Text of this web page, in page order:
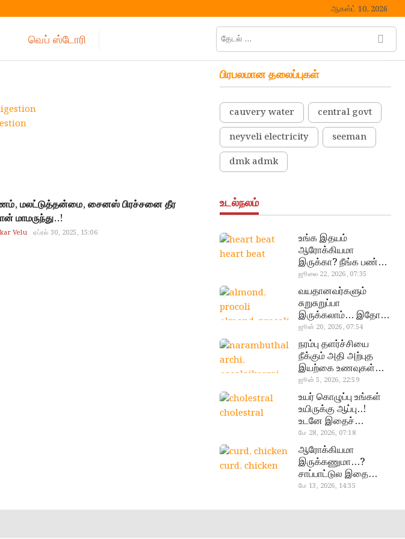
ஆகஸ்ட் 10, 2026
வெப் ஸ்டோரி
தேடல்
… M
e
u
t
மலட்டுத்தன்மை, சைனஸ் பிரச்சனை தீர
மாமருந்து..!
Velu ஏப்ரல் 30, 2025, 15:06
பிரபலமான தலைப்புகள்
cauvery water
central govt
neyveli electricity
seeman
dmk admk
உடல்நலம்
heart beat
உங்க இதயம்
ஆரோக்கியமா
இருக்கா? நீங்க பண்ண
வேண்டிய எளிய 5
டெஸ்ட்!
ஜூலை 22, 2026, 07:35
almond, procoli
வயதானவர்களும்
சுறுசுறுப்பா
இருக்கலாம்… இதோ
சூப்பர் உணவுகள்!
ஜூன் 20, 2026, 07:54
narambuthalar
chi,
pasalaikeerai
நரம்பு தளர்ச்சியை
நீக்கும் அதி அற்புத
இயற்கை உணவுகள்…
தவற விட்டுறாதீங்க!
ஜூன் 5, 2026, 22:59
cholestral
உயர் கொழுப்பு உங்கள்
உயிருக்கு ஆப்பு..!
உடனே இதைச்
செய்யுங்க!
மே 28, 2026, 07:18
curd, chicken
ஆரோக்கியமா
இருக்கணுமா…?
சாப்பாட்டுல இதை
எல்லாம்
மே 13, 2026, 14:35